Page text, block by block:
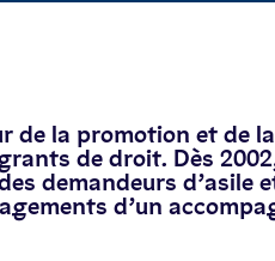
de la promotion et de
de droit. Dès
demandeurs d’asile
d’un